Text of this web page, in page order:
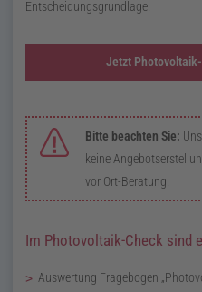
Entscheidungsgrundlage.
Jetzt
Bitte beachten Sie:
keine
vor Ort-Beratung.
Im Photovoltaik-Check sind
Auswertung Fragebogen